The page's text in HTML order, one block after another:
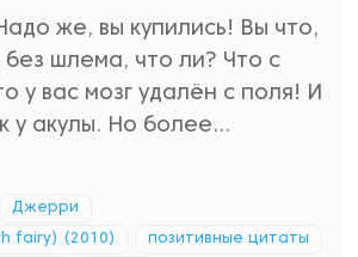
же, вы купились! Вы что,
без шлема, что ли? Что с
у вас мозг удалён с поля! И
у акулы. Но более...
Джерри
fairy) (2010) позитивные цитаты